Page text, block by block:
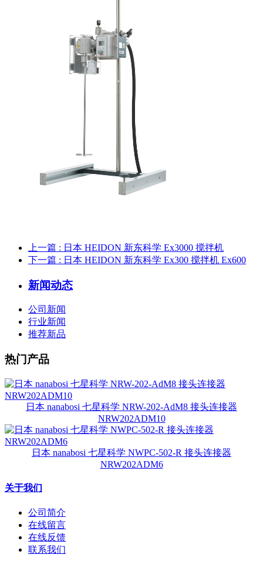
上一篇 : 日本 HEIDON 新东科学 Ex3000 搅拌机
下一篇 : 日本 HEIDON 新东科学 Ex300 搅拌机 Ex600
新闻动态
公司新闻
行业新闻
推荐新品
热门产品
日本 nanabosi 七星科学 NRW-202-AdM8 接头连接器
NRW202ADM10
日本 nanabosi 七星科学 NWPC-502-R 接头连接器
NRW202ADM6
关于我们
公司简介
在线留言
在线反馈
联系我们